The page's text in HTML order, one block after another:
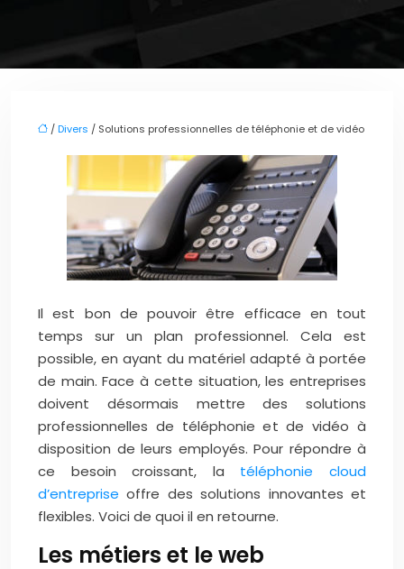
/Divers / Solutions professionnelles de téléphonie et de vidéo
Il est bon de pouvoir être efficace en tout
temps sur un plan professionnel. Cela est
possible, en ayant du matériel adapté à portée
de main. Face à cette situation, les entreprises
doivent désormais mettre des solutions
professionnelles de téléphonie et de vidéo à
disposition de leurs employés. Pour répondre à
ce besoin croissant, la téléphonie cloud
d’entreprise offre des solutions innovantes et
flexibles. Voici de quoi il en retourne.
Les métiers et le web